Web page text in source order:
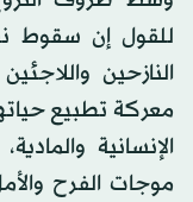
للقول إن سقوط
النازحين
معركة تطبيع
الإنسانية
موجات الفرح